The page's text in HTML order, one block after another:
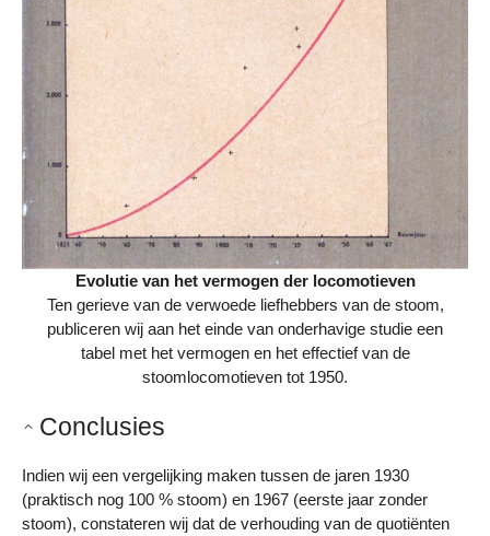
Evolutie van het vermogen der locomotieven
Ten gerieve van de verwoede liefhebbers van de stoom,
publiceren wij aan het einde van onderhavige studie een
tabel met het vermogen en het effectief van de
stoomlocomotieven tot 1950.
Conclusies
Indien wij een vergelijking maken tussen de jaren 1930
(praktisch nog 100 % stoom) en 1967 (eerste jaar zonder
stoom), constateren wij dat de verhouding van de quotiënten